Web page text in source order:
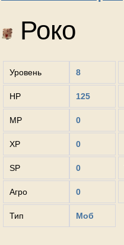
Роко
Уровень 8
HP 125
MP 0
XP 0
SP 0
Агро 0
Тип Моб